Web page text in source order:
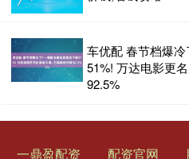
车优配 春节档爆
51%! 万达电影更
92.5%
一鼎盈配资 配资官网